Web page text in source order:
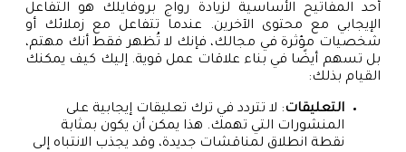
أحد المفاتيح الأساسية لزيادة رواج بروفايلك هو التفاعل
الإيجابي مع محتوى الآخرين. عندما تتفاعل مع زملائك أو
شخصيات مؤثرة في مجالك، فإنك لا تُظهر فقط أنك مهتم،
بل تسهم أيضًا في بناء علاقات عمل قوية. إليك كيف يمكنك
القيام بذلك:
التعليقات: لا تتردد في ترك تعليقات إيجابية على
المنشورات التي تهمك. هذا يمكن أن يكون بمثابة
نقطة انطلاق لمناقشات جديدة، وقد يجذب الانتباه إلى